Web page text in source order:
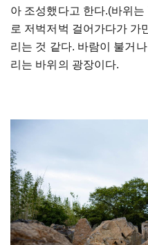
아 조성했다고 한다.(바위는
로 저벅저벅 걸어가다가 가
리는 것 같다. 바람이 불거
리는 바위의 광장이다.